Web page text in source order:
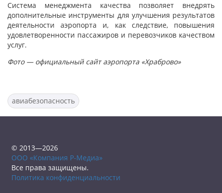
Система менеджмента качества позволяет внедрять
дополнительные инструменты для улучшения результатов
деятельности аэропорта и, как следствие, повышения
удовлетворенности пассажиров и перевозчиков качеством
услуг.
Фото — официальный сайт аэропорта «Храброво»
авиабезопасность
© 2013—2026
ООО «Компания Р-Медиа»
Все права защищены.
Политика конфиденциальности